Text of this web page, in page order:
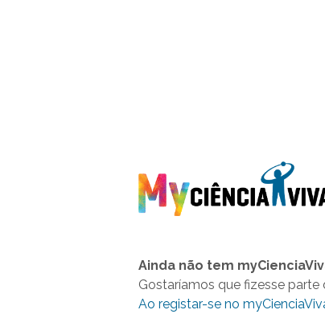
Ainda não tem
Gostaríamos que fizesse
Ao registar-se no